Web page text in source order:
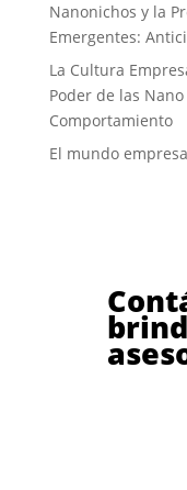
Nanonichos y la
Emergentes:
La Cultura
Poder de las
Comportamiento
El mundo